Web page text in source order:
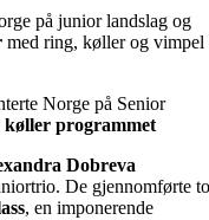
på junior landslag og
med ring, køller og vimpel
Norge på Senior
køller programmet
Dobreva
De gjennomførte to
, en imponerende